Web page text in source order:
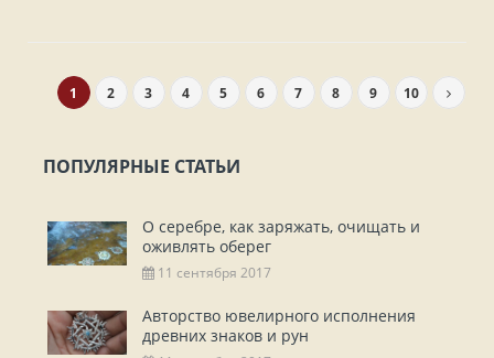
1 2 3 4 5 6 7 8 9 10
ПОПУЛЯРНЫЕ СТАТЬИ
О серебре, как заряжать, очищать и
оживлять оберег
11 сентября 2017
Авторство ювелирного исполнения
древних знаков и рун